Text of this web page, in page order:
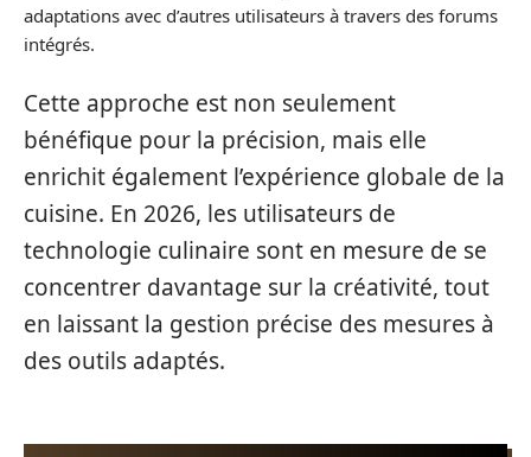
adaptations avec d’autres utilisateurs à travers des forums
intégrés.
Cette approche est non seulement
bénéfique pour la précision, mais elle
enrichit également l’expérience globale de la
cuisine. En 2026, les utilisateurs de
technologie culinaire sont en mesure de se
concentrer davantage sur la créativité, tout
en laissant la gestion précise des mesures à
des outils adaptés.